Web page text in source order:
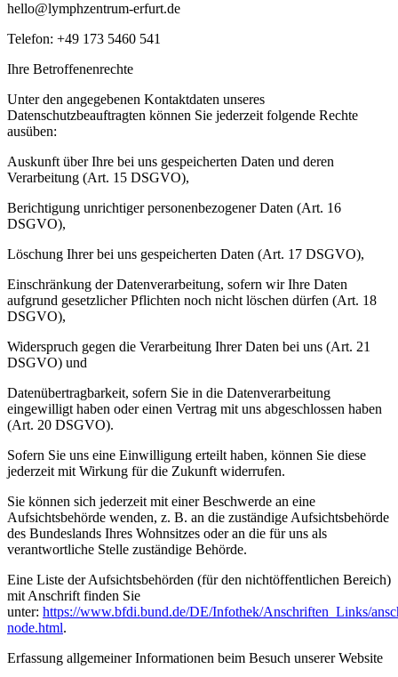
hello@lymphzentrum-erfurt.de
Telefon: +49 173 5460 541
Ihre Betroffenenrechte
Unter den angegebenen Kontaktdaten unseres
Datenschutzbeauftragten können Sie jederzeit folgende Rechte
ausüben:
Auskunft über Ihre bei uns gespeicherten Daten und deren
Verarbeitung (Art. 15 DSGVO),
Berichtigung unrichtiger personenbezogener Daten (Art. 16
DSGVO),
Löschung Ihrer bei uns gespeicherten Daten (Art. 17 DSGVO),
Einschränkung der Datenverarbeitung, sofern wir Ihre Daten
aufgrund gesetzlicher Pflichten noch nicht löschen dürfen (Art. 18
DSGVO),
Widerspruch gegen die Verarbeitung Ihrer Daten bei uns (Art. 21
DSGVO) und
Datenübertragbarkeit, sofern Sie in die Datenverarbeitung
eingewilligt haben oder einen Vertrag mit uns abgeschlossen haben
(Art. 20 DSGVO).
Sofern Sie uns eine Einwilligung erteilt haben, können Sie diese
jederzeit mit Wirkung für die Zukunft widerrufen.
Sie können sich jederzeit mit einer Beschwerde an eine
Aufsichtsbehörde wenden, z. B. an die zuständige Aufsichtsbehörde
des Bundeslands Ihres Wohnsitzes oder an die für uns als
verantwortliche Stelle zuständige Behörde.
Eine Liste der Aufsichtsbehörden (für den nichtöffentlichen Bereich)
mit Anschrift finden Sie
unter: https://www.bfdi.bund.de/DE/Infothek/Anschriften_Links/
node.html.
Erfassung allgemeiner Informationen beim Besuch unserer Website